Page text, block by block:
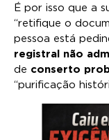
É por isso que a
“retifique o
pessoa está
registral não
de conserto
“purificação